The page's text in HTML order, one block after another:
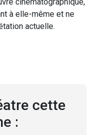
à elle-même et ne
actuelle.
cette
: